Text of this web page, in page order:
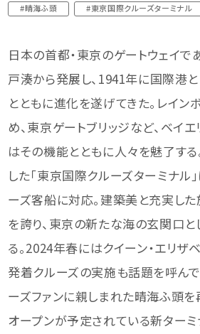
#晴海ふ頭 #東京国際クルーズターミナル
日本の首都・東京のゲートウェイで
戸湊から発展し、1941年に国際港
とともに進化を遂げてきた。レイン
め、東京ゲートブリッジなど、ベイ
はその機能とともに人々を魅了す
した「東京国際クルーズターミナル
ーズ客船に対応。建築美と充実した
を誇り、東京の新たな海の玄関口
る。2024年春にはクイーン・エリザ
発着クルーズの実施も話題を呼んで
ーズファンに親しまれた晴海ふ頭
オープンが予定されている新ター